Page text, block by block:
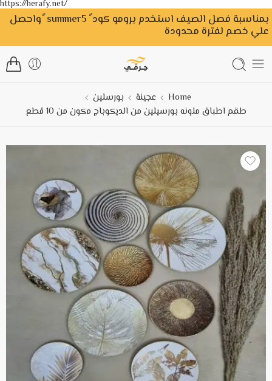
https://herafy.net/
بمناسبة فصل الصيف استخدم برومو كود ً summer5 ًواحصل
علي خصم لفترة محدودة
Home عجينة
بورسلين
طقم اطباق ملونه بورسيلين من الديكوباج مكون من 10 قطع